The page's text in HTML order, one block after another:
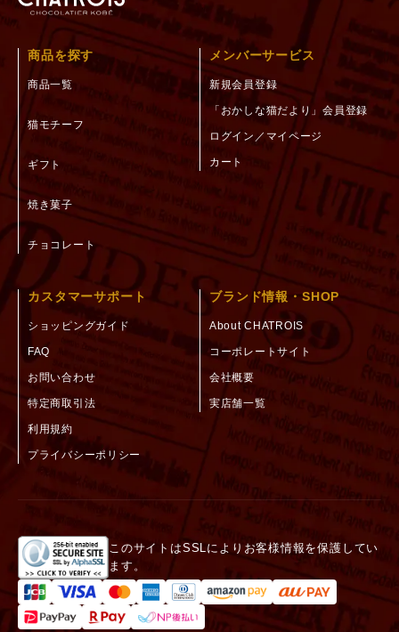
商品を探す
商品一覧
猫モチーフ
ギフト
焼き菓子
チョコレート
メンバーサービス
新規会員登録
「おかしな猫だより」会員登録
ログイン／マイページ
カート
カスタマーサポート
ショッピングガイド
FAQ
お問い合わせ
特定商取引法
利用規約
プライバシーポリシー
ブランド情報・SHOP
About CHATROIS
コーポレートサイト
会社概要
実店舗一覧
このサイトはSSLによりお客様情報を保護してい
ます。